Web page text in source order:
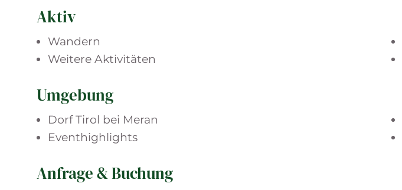
Aktiv
Wandern
Weitere Aktivitäten
Umgebung
Dorf Tirol bei Meran
Eventhighlights
Anfrage & Buchung